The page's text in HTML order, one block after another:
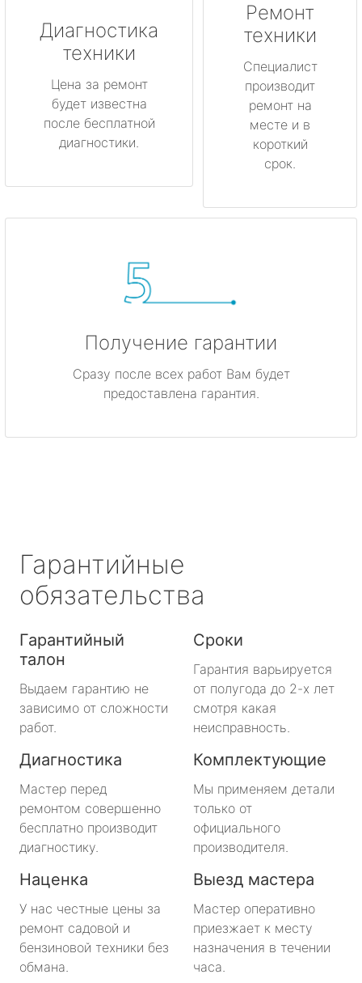
Диагностика
техники
Цена за ремонт
будет известна
после бесплатной
диагностики.
Ремонт
техники
Специалист
производит
ремонт на
месте и в
короткий
срок.
Получение гарантии
Сразу после всех работ Вам будет
предоставлена гарантия.
Гарантийные
обязательства
Гарантийный
талон
Выдаем гарантию не
зависимо от сложности
работ.
Сроки
Гарантия варьируется
от полугода до 2-х лет
смотря какая
неисправность.
Диагностика
Мастер перед
ремонтом совершенно
бесплатно производит
диагностику.
Комплектующие
Мы применяем детали
только от
официального
производителя.
Наценка
У нас честные цены за
ремонт садовой и
бензиновой техники без
обмана.
Выезд мастера
Мастер оперативно
приезжает к месту
назначения в течении
часа.